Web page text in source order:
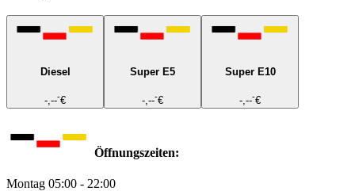
Diesel
-,---€
Super E5
-,---€
Super E10
-,---€
Öffnungszeiten:
Montag 05:00 - 22:00